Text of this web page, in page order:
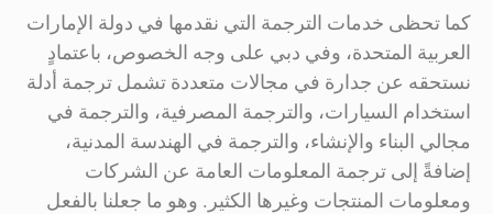
كما تحظى خدمات الترجمة التي نقدمها في دولة الإمارات
العربية المتحدة، وفي دبي على وجه الخصوص، باعتمادٍ
نستحقه عن جدارة في مجالات متعددة تشمل ترجمة أدلة
استخدام السيارات، والترجمة المصرفية، والترجمة في
مجالي البناء والإنشاء، والترجمة في الهندسة المدنية،
إضافةً إلى ترجمة المعلومات العامة عن الشركات
ومعلومات المنتجات وغيرها الكثير. وهو ما جعلنا بالفعل